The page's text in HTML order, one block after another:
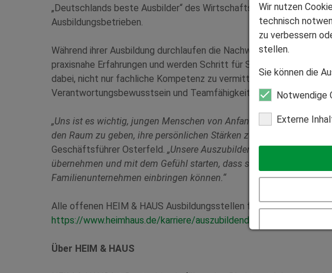
„Deutschlands beste Ausbilder“ des Wirtschaftsmagazins Capital
Ausbildungsbetrieben.
Während ihrer Ausbildung durchlaufen die Nachwuchskräfte alle
praxisnahe Erfahrungen und werden Schritt für Schritt an
dabei, nicht nur fachliche Kompetenz zu vermitteln, sondern
Verantwortungsbewusstsein und Teamfähigkeit zu fördern.
„Uns ist es wichtig, jungen Menschen von Anfang an nicht nur
den Raum zu geben, ihre persönlichen Stärken zu entwickeln“
Geschäftsführer Osterfeld. „Unsere Auszubildenden sollen sich
übernehmen und mit dem Gefühl starten, dass sie hier ihre Zukunft
Familienunternehmen einbringen können.“
Alle offenen HEIM & HAUS Ausbildungsstellen für 2026 finden Sie
https://www.heimhaus.de/karriere/auszubildende/
Über HEIM & HAUS
Wir nutzen
technisch
zu verbessern
stellen.
Sie können die
Notwendige
Externe